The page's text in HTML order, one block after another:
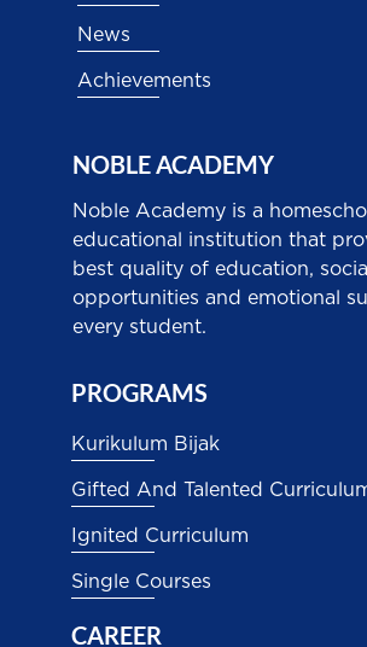
News
Achievements
NOBLE ACADEMY
Noble Academy is a
educational institution that
best quality of education, social
opportunities and emotional
every student.
PROGRAMS
Kurikulum Bijak
Gifted And Talented
Ignited Curriculum
Single Courses
CAREER